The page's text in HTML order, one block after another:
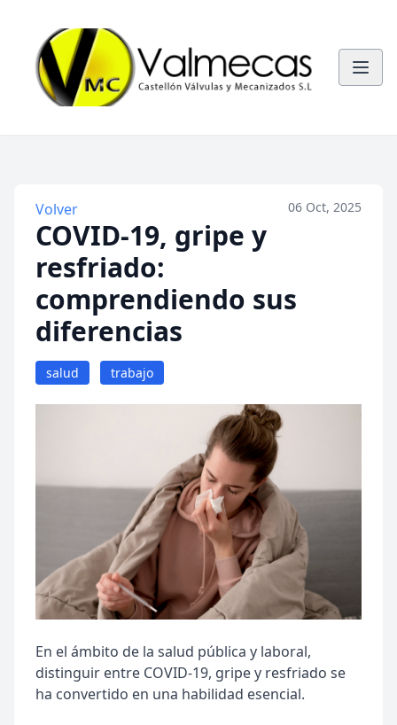
Volver 06 Oct, 2025
COVID-19, gripe y
resfriado:
comprendiendo sus
diferencias
salud trabajo
En el ámbito de la salud pública y laboral,
distinguir entre COVID-19, gripe y resfriado se
ha convertido en una habilidad esencial.